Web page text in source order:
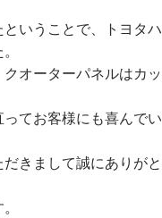
いうことで、トヨタハ
オーターパネルはカッ
てお客様にも喜んでい
きまして誠にありがと